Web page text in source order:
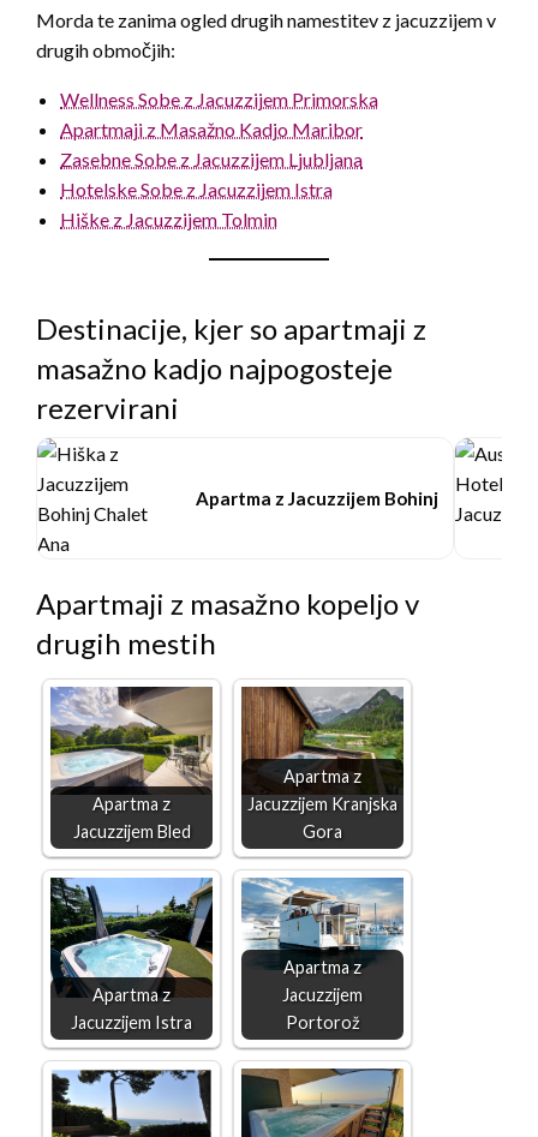
Morda te zanima ogled drugih namestitev z jacuzzijem v
drugih območjih:
Wellness Sobe z Jacuzzijem Primorska
Apartmaji z Masažno Kadjo Maribor
Zasebne Sobe z Jacuzzijem Ljubljana
Hotelske Sobe z Jacuzzijem Istra
Hiške z Jacuzzijem Tolmin
Destinacije, kjer so apartmaji z
masažno kadjo najpogosteje
rezervirani
Apartma z Jacuzzijem Bohinj
Apartmaji z masažno kopeljo v
drugih mestih
Apartma z
Jacuzzijem Bled
Apartma z
Jacuzzijem Kranjska
Gora
Apartma z
Jacuzzijem Istra
Apartma z
Jacuzzijem
Portorož